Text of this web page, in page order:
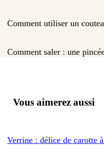
Comment utiliser un
Comment saler : une
Vous aimerez aussi
Verrine : délice de carotte